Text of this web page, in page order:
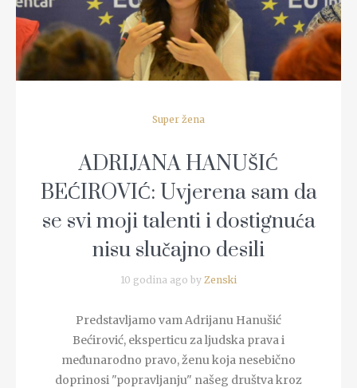
Super žena
ADRIJANA HANUŠIĆ
BEĆIROVIĆ: Uvjerena sam da
se svi moji talenti i dostignuća
nisu slučajno desili
10 godina ago by Zenski
Predstavljamo vam Adrijanu Hanušić
Bećirović, eksperticu za ljudska prava i
međunarodno pravo, ženu koja nesebično
doprinosi "popravljanju" našeg društva kroz